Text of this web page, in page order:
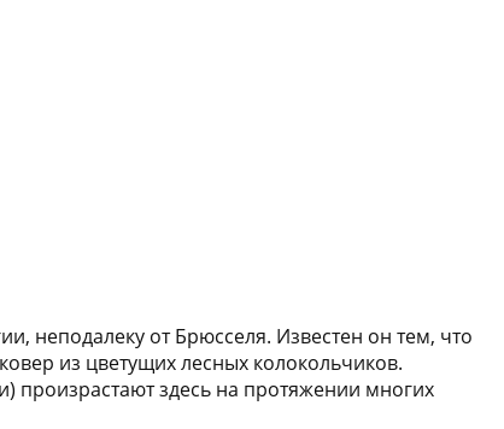
неподалеку от Брюсселя. Известен он тем, что
из цветущих лесных колокольчиков.
произрастают здесь на протяжении многих